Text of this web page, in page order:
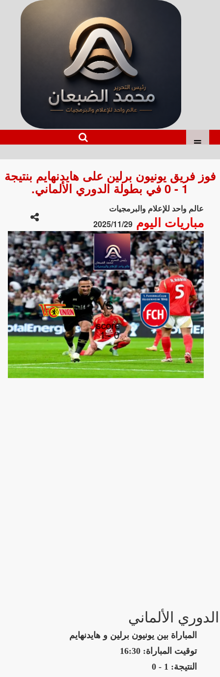
فوز فريق يونيون برلين على هايدنهايم بنتيجة
1 - 0 في بطولة الدوري الألماني.
عالم واحد للإعلام والبرمجيات
مباريات اليوم2025/11/29
الدوري الألماني
المباراة بين يونيون برلين و هايدنهايم
توقيت المباراة: 16:30
النتيجة: 1 - 0